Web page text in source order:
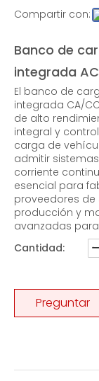
Compartir con:
Banco de
integrada
El banco de
integrada CA/
de alto
integral y
carga de
admitir
corriente
esencial para
proveedores de
producción y
avanzadas
Cantidad:
Preguntar